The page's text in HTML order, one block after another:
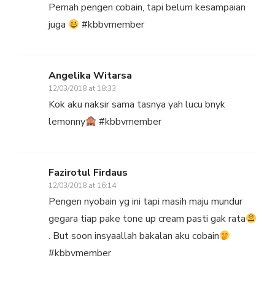
Pernah pengen cobain, tapi belum kesampaian
juga
#kbbvmember
Angelika Witarsa
12/03/2018 at 18:33
Kok aku naksir sama tasnya yah lucu bnyk
lemonny
#kbbvmember
Fazirotul Firdaus
12/03/2018 at 16:14
Pengen nyobain yg ini tapi masih maju mundur
gegara tiap pake tone up cream pasti gak rata
. But soon insyaallah bakalan aku cobain
#kbbvmember